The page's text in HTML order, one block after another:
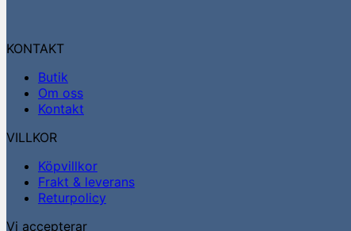
KONTAKT
Butik
Om oss
Kontakt
VILLKOR
Köpvillkor
Frakt & leverans
Returpolicy
Vi accepterar